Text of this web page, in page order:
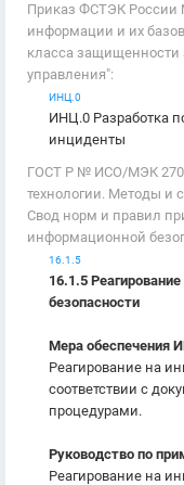
Приказ ФСТЭК России
информации и их
класса защищенности
управления":
ИНЦ.0
ИНЦ.0 Разработка
инциденты
ГОСТ Р № ИСО/МЭК
технологии. Методы и
Свод норм и правил
информационной
16.1.5
16.1.5
безопасности
Мера обеспечения
Реагирование на
соответствии с
процедурами.
Руководство по
Реагирование на